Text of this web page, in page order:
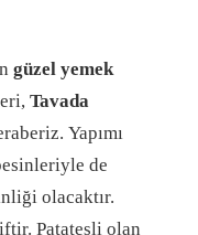
güzel yemek
Tavada
Yapımı
de
olacaktır.
Patatesli olan